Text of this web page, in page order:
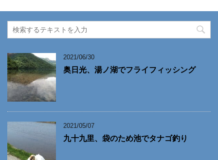
2021/06/30
奥日光、湯ノ湖でフライフィッシング
2021/05/07
九十九里、袋のため池でタナゴ釣り